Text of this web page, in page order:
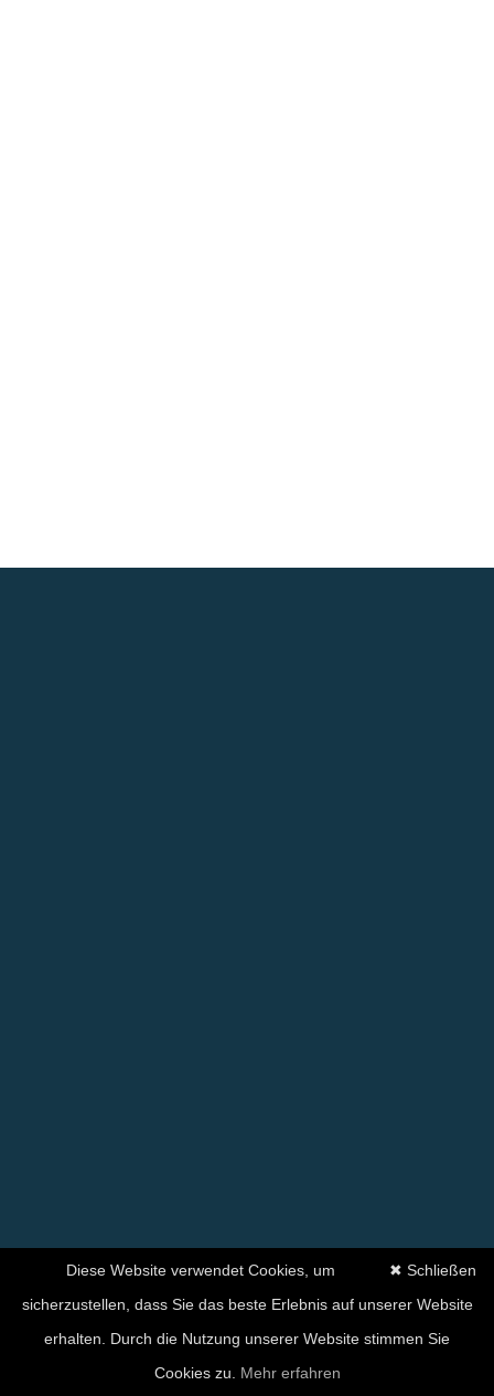
✖ Schließen
Diese Website verwendet Cookies, um
sicherzustellen, dass Sie das beste Erlebnis auf unserer Website
erhalten. Durch die Nutzung unserer Website stimmen Sie
Cookies zu. Mehr erfahren